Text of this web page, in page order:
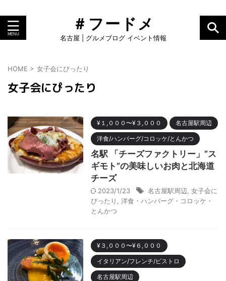
＃フードメ
名古屋 | グルメブログ イベント情報
HOME > 女子会にぴったり
女子会にぴったり
¥１,０００〜¥３,０００ 名古屋駅周辺
洋食/ハンバーグ/コロッケ/とんかつ
名駅 「チーズファクトリー」”ス
ギモト”の美味しいお肉と北海道
チーズ
2023/1/23 名古屋駅周辺 女子会に
ぴったり
洋食・ハンバーグ・コロッケ・
とんかつ
¥３,０００〜¥６,０００
イタリアン/フレンチ/ビストロ
名古屋駅周辺